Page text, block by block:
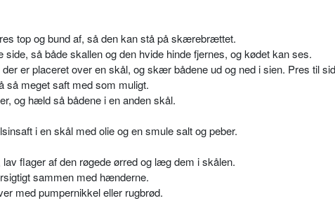
top og bund af, så den kan stå på skærebrættet.
så både skallen og den hvide hinde fjernes, og kødet kan ses.
er placeret over en skål, og skær bådene ud og ned i sien. Pres til
så meget saft med som muligt.
og hæld så bådene i en anden skål.
i en skål med olie og en smule salt og peber.
flager af den røgede ørred og læg dem i skålen.
sammen med hænderne.
med pumpernikkel eller rugbrød.